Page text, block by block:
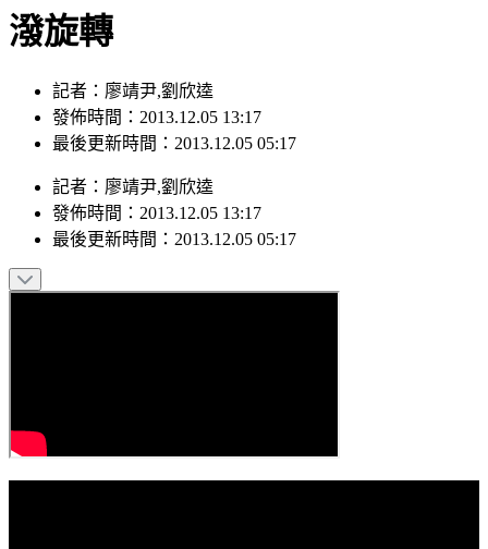
潑旋轉
記者：廖靖尹,劉欣逵
發佈時間：2013.12.05 13:17
最後更新時間：2013.12.05 05:17
記者 ： 廖靖尹,劉欣逵
發佈時間： 2013.12.05 13:17
最後更新時間： 2013.12.05 05:17